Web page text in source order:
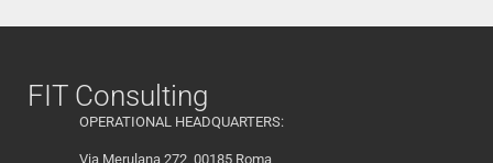
FIT Consulting
OPERATIONAL HEADQUARTERS:
Via Merulana 272, 00185 Roma